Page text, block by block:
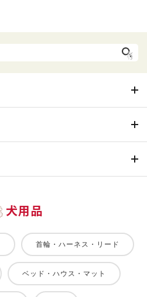
犬用品
首輪・ハーネス・リード
ベッド・ハウス・マット